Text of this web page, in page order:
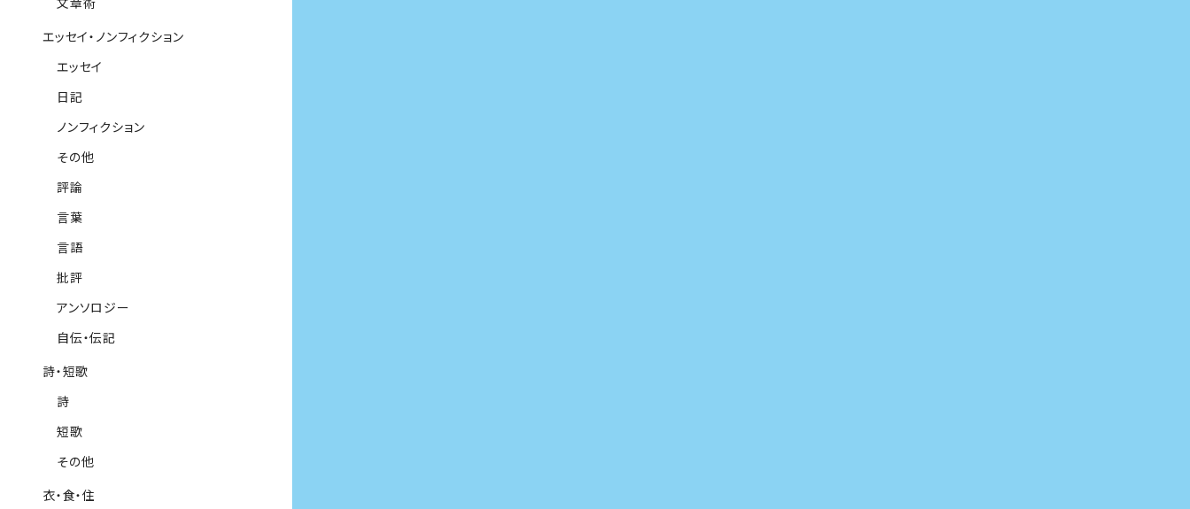
文章術
エッセイ・ノンフィクション
エッセイ
日記
ノンフィクション
その他
評論
言葉
言語
批評
アンソロジー
自伝・伝記
詩・短歌
詩
短歌
その他
衣・食・住